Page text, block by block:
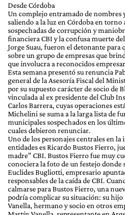
Desde Córdoba
Un complejo entramado de nombres
saliendo a la luz en Córdoba en
sospechadas de corrupción y
financiera CBI y la confusa muerte
Jorge Suau, fueron el detonante para
sobre un grupo de empresas que
que involucra a reconocidos
Esta semana presentó su renuncia
general de la Asesoría Fiscal del
por su supuesto carácter de socio de
vinculada al ex presidente del Club
Carlos Barrera, cuyas operaciones
Michelini se suma a la larga lista de
municipales sospechados en los
cuales debieron renunciar.
Uno de los personajes centrales en la
entidades es Ricardo Bustos Fierro,
madre” CBI. Bustos Fierro fue muy
conociera la foto de un festejo donde
Euclides Bugliotti, empresario
responsables de la caída de CBI.
calmarse para Bustos Fierro, una
podría complicar su situación: su hijo
Vanella, hermano y socio en otros